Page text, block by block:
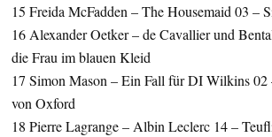
15 Freida McFadden – The Housemaid 03 –
16 Alexander Oetker – de Cavallier und
die Frau im blauen Kleid
17 Simon Mason – Ein Fall für DI Wilkins 02
von Oxford
18 Pierre Lagrange – Albin Leclerc 14 –